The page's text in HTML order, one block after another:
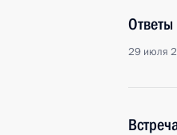
29 июля